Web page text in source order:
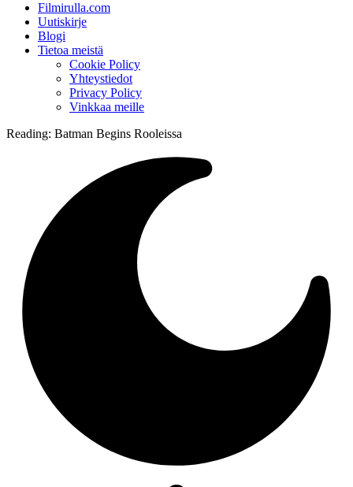
Filmirulla.com
Uutiskirje
Blogi
Tietoa meistä
Cookie Policy
Yhteystiedot
Privacy Policy
Vinkkaa meille
Reading: Batman Begins Rooleissa